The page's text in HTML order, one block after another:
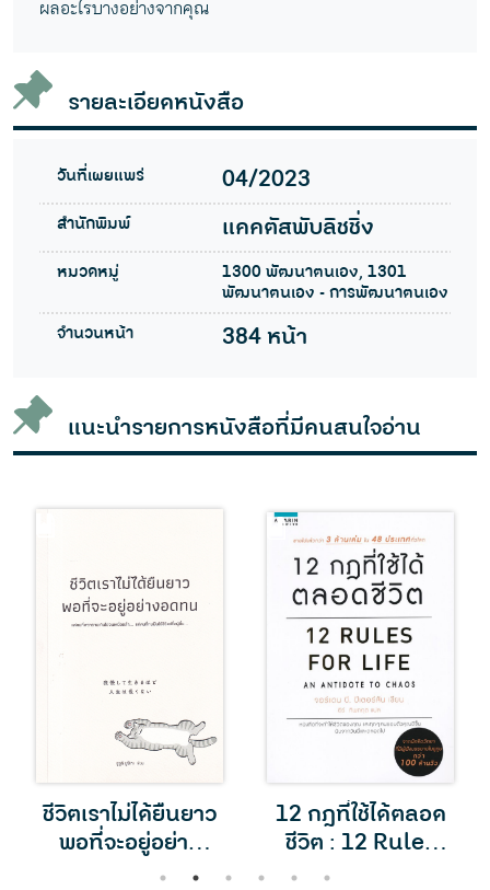
ผลอะไรบางอย่างจากคุณ
รายละเอียดหนังสือ
วันที่เผยแพร่ 04/2023
สำนักพิมพ์ แคคตัสพับลิชชิ่ง
หมวดหมู่
1300 พัฒนาตนเอง, 1301
พัฒนาตนเอง - การพัฒนาตนเอง
จำนวนหน้า
384 หน้า
แนะนำรายการหนังสือที่มีคนสนใจอ่าน
ชีวิตเราไม่ได้ยืนยาว
พอที่จะอยู่อย่าง
12 กฎที่ใช้ได้ตลอด
ชีวิต : 12 Rules
For Life
1 2 3 4 5 6